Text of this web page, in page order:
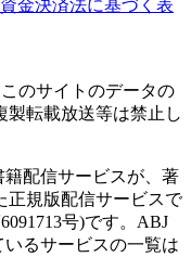
金決済法に基づく表
のサイトのデータの
製転載放送等は禁止し
配信サービスが、著
正規版配信サービスで
号)です。ABJ
るサービスの一覧は